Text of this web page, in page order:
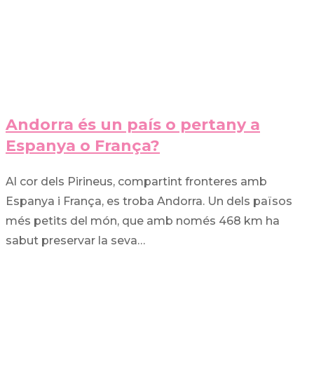
Andorra és un país o pertany a
Espanya o França?
Al cor dels Pirineus, compartint fronteres amb
Espanya i França, es troba Andorra. Un dels països
més petits del món, que amb només 468 km ha
sabut preservar la seva…